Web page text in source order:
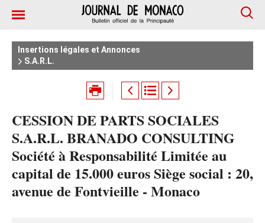
Insertions légales et Annonces
S.A.R.L.
CESSION DE PARTS SOCIALES
S.A.R.L. BRANADO CONSULTING
Société à Responsabilité Limitée au
capital de 15.000 euros Siège social : 20,
avenue de Fontvieille - Monaco